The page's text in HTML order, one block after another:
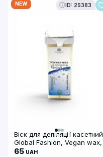
NEW ID: 25383
Віск для депіляції касетний
Global Fashion, Vegan wax,
100мл, Zinc Oxide
65 UAH